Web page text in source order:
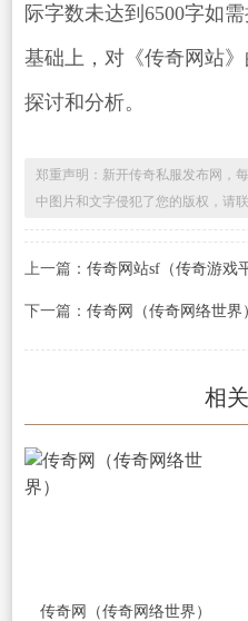
际字数未达到6500字如
基础上，对《传奇网站
探讨和分析。
郑重声明：新开传奇私服发布网，
中图片和文字侵犯了您的版权，请
上一篇： 传奇网站sf（传奇游戏
下一篇： 传奇网（传奇网络世界
相
传奇网（传奇网络世界）